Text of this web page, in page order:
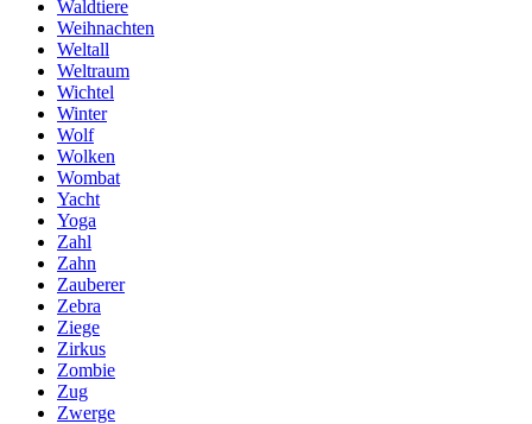
Waldtiere
Weihnachten
Weltall
Weltraum
Wichtel
Winter
Wolf
Wolken
Wombat
Yacht
Yoga
Zahl
Zahn
Zauberer
Zebra
Ziege
Zirkus
Zombie
Zug
Zwerge